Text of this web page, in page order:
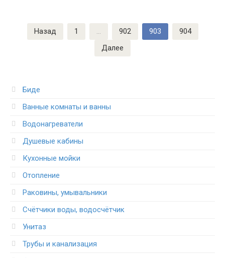
Пагинация
записей
Назад 1 … 902 903
904
Далее
Биде
Ванные комнаты и ванны
Водонагреватели
Душевые кабины
Кухонные мойки
Отопление
Раковины, умывальники
Счётчики воды, водосчётчик
Унитаз
Трубы и канализация